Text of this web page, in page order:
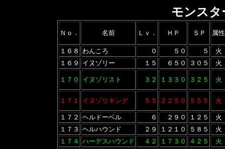
モンスタ
Ｎｏ． 名前 Ｌｖ． ＨＰ ＳＰ 属性
１６８ わんころ ０ ５０ ５
火
１６９
イヌゾリー １５ ６５０ ３０５ 火
１７０ イヌゾリスト ３２ １３３０ ３２５ 火
１７１ イヌゾリキング ５５ ２２５０ ５５５ 火
１７２ ヘルドーベル ６ ２９０ １２５
火
１７３ ヘルハウンド ２９ １２１０ ５８５
火
１７４ ハーデスハウンド ４２ １７３０ ４２５
火